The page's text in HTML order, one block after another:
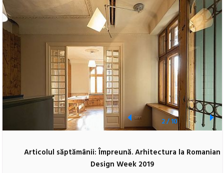
Articolul săptămânii: Împreună. Arhitectura la Romanian
Design Week 2019
2/10